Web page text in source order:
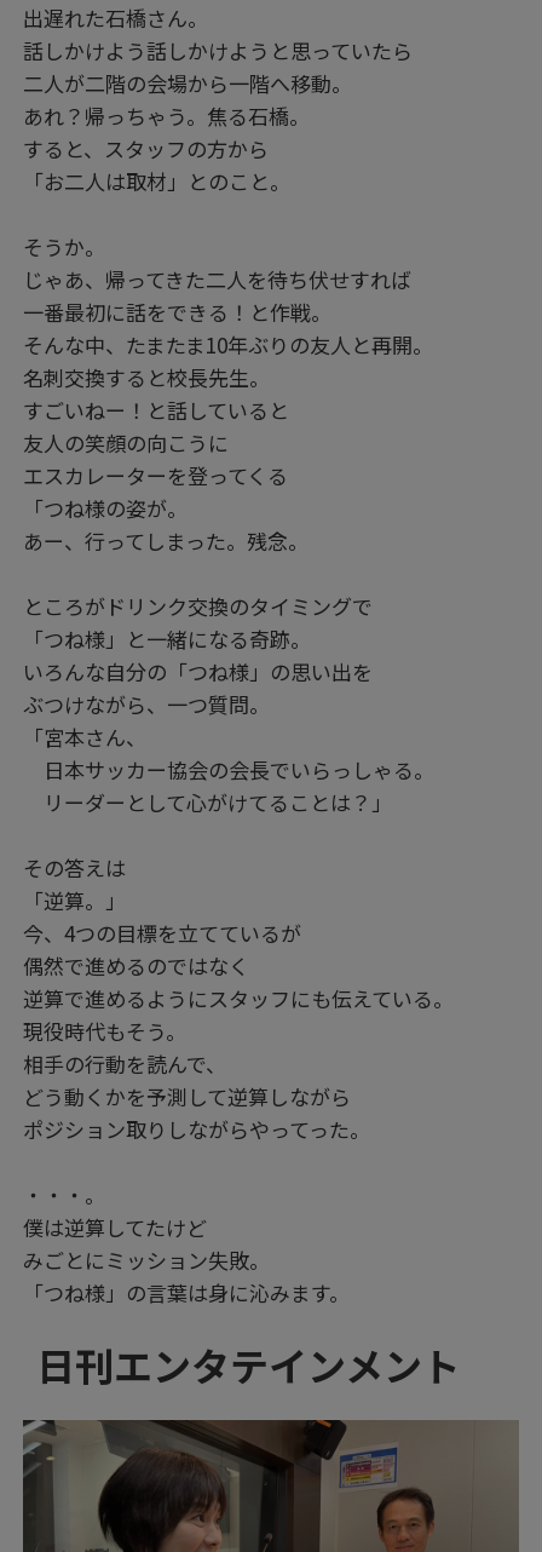
出遅れた石橋さん。
話しかけよう話しかけようと思っていたら
二人が二階の会場から一階へ移動。
あれ？帰っちゃう。焦る石橋。
すると、スタッフの方から
「お二人は取材」とのこと。
そうか。
じゃあ、帰ってきた二人を待ち伏せすれば
一番最初に話をできる！と作戦。
そんな中、たまたま10年ぶりの友人と再開。
名刺交換すると校長先生。
すごいねー！と話していると
友人の笑顔の向こうに
エスカレーターを登ってくる
「つね様の姿が。
あー、行ってしまった。残念。
ところがドリンク交換のタイミングで
「つね様」と一緒になる奇跡。
いろんな自分の「つね様」の思い出を
ぶつけながら、一つ質問。
「宮本さん、
日本サッカー協会の会長でいらっしゃる。
リーダーとして心がけてることは？」
その答えは
「逆算。」
今、4つの目標を立てているが
偶然で進めるのではなく
逆算で進めるようにスタッフにも伝えている。
現役時代もそう。
相手の行動を読んで、
どう動くかを予測して逆算しながら
ポジション取りしながらやってった。
・・・。
僕は逆算してたけど
みごとにミッション失敗。
「つね様」の言葉は身に沁みます。
日刊エンタテインメント